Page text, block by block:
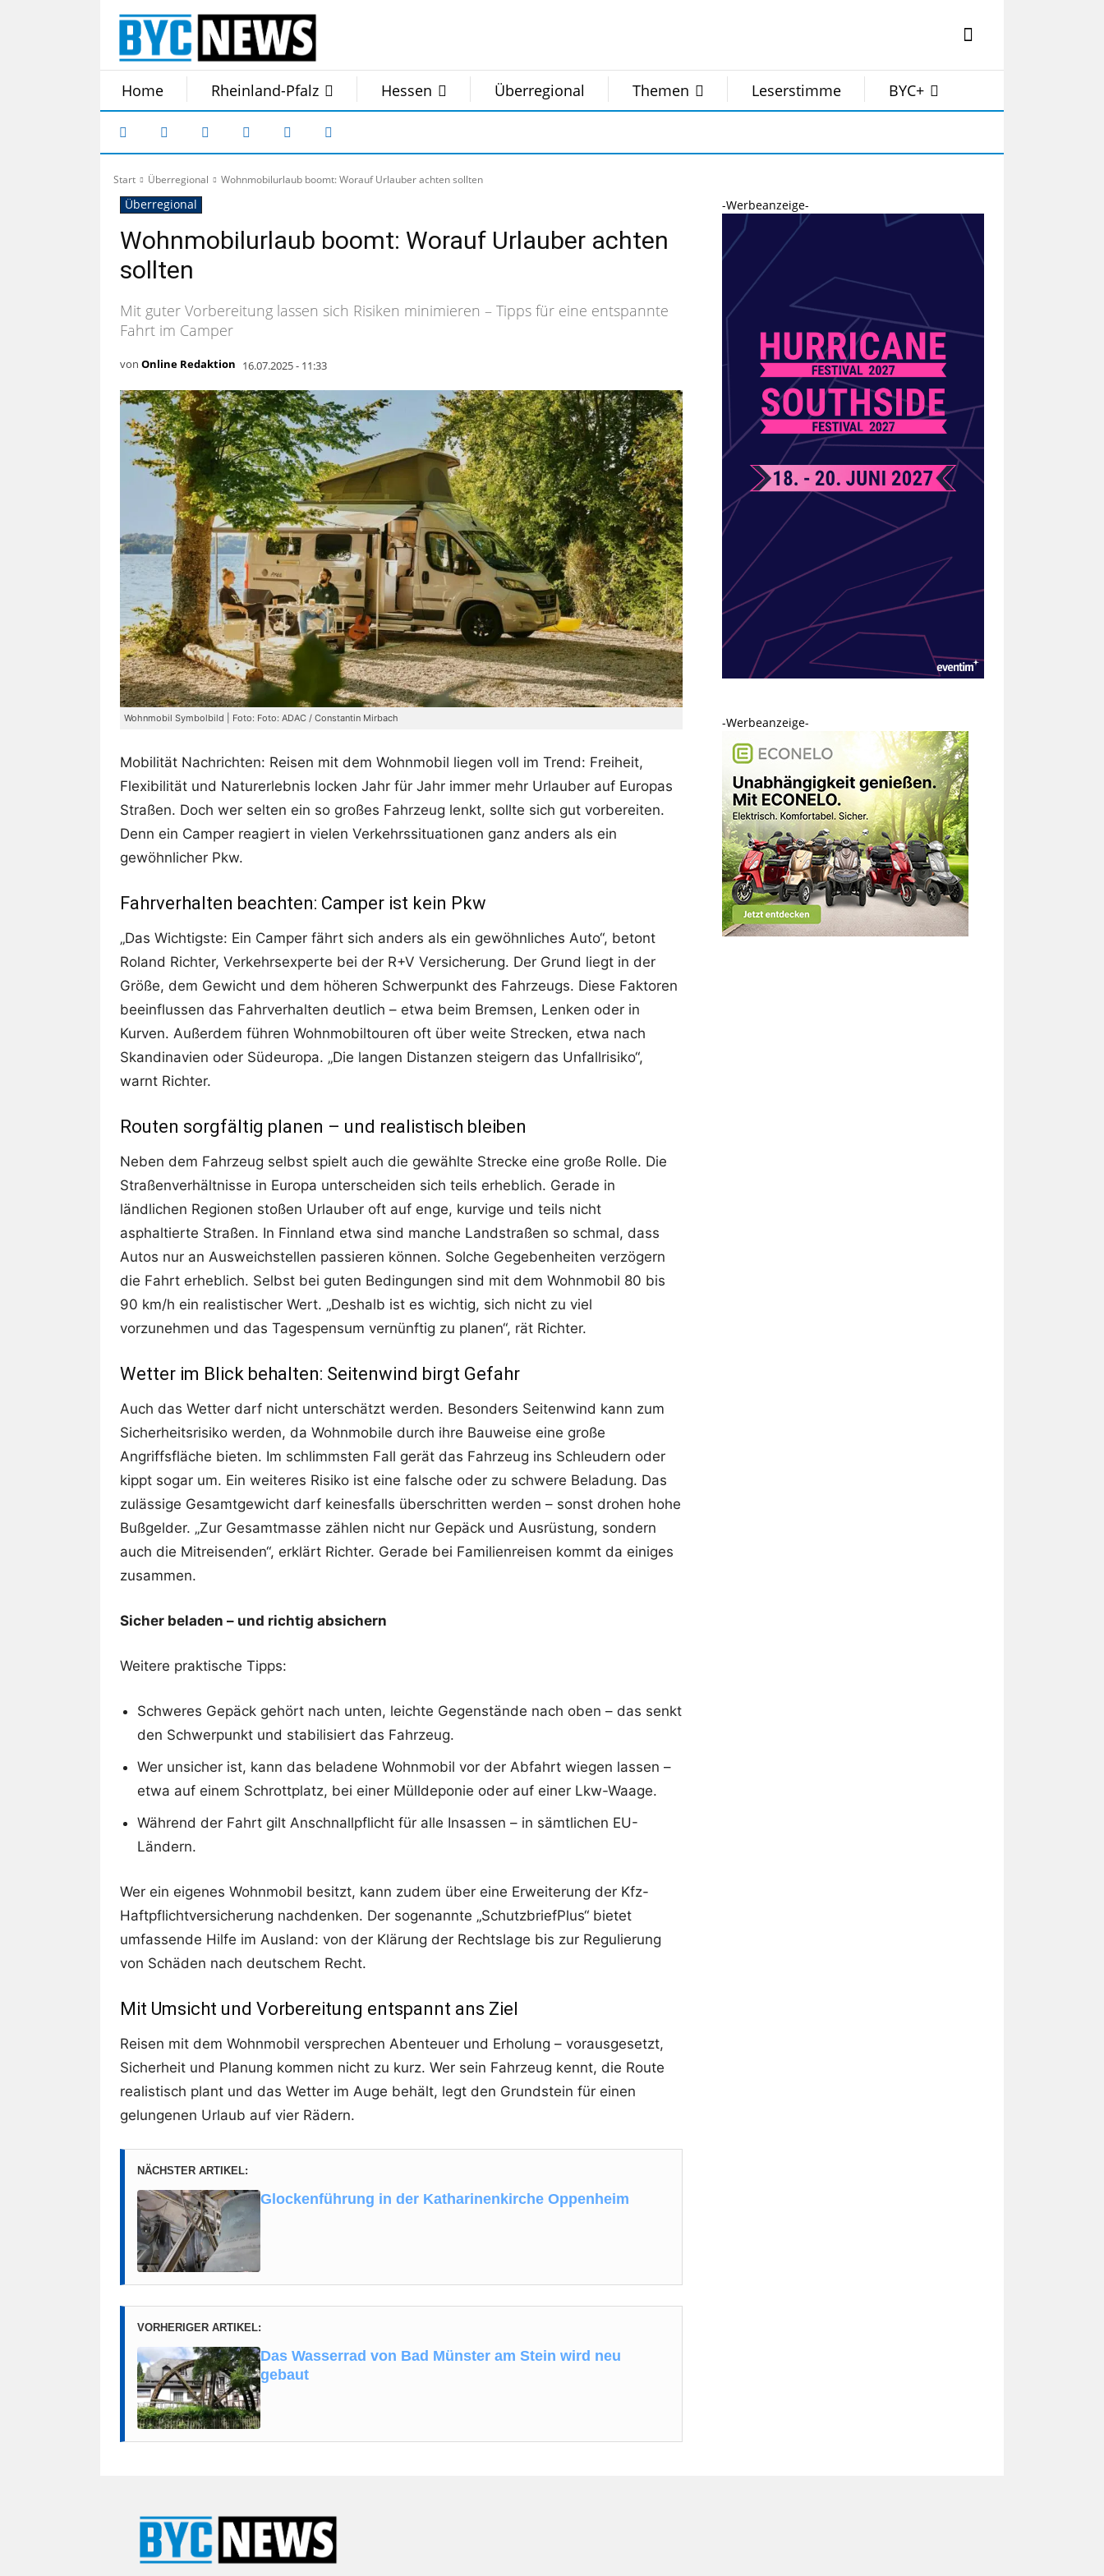
Home Rheinland-Pfalz Hessen Überregional Themen Leserstimme BYC+
Start Überregional Wohnmobilurlaub boomt: Worauf Urlauber achten sollten
Überregional
Wohnmobilurlaub boomt: Worauf Urlauber achten
sollten
Mit guter Vorbereitung lassen sich Risiken minimieren – Tipps für eine entspannte
Fahrt im Camper
von Online Redaktion 16.07.2025 - 11:33
Wohnmobil Symbolbild | Foto: Foto: ADAC / Constantin Mirbach
Mobilität Nachrichten: Reisen mit dem Wohnmobil liegen voll im Trend: Freiheit,
Flexibilität und Naturerlebnis locken Jahr für Jahr immer mehr Urlauber auf Europas
Straßen. Doch wer selten ein so großes Fahrzeug lenkt, sollte sich gut vorbereiten.
Denn ein Camper reagiert in vielen Verkehrssituationen ganz anders als ein
gewöhnlicher Pkw.
Fahrverhalten beachten: Camper ist kein Pkw
„Das Wichtigste: Ein Camper fährt sich anders als ein gewöhnliches Auto“, betont
Roland Richter, Verkehrsexperte bei der R+V Versicherung. Der Grund liegt in der
Größe, dem Gewicht und dem höheren Schwerpunkt des Fahrzeugs. Diese Faktoren
beeinflussen das Fahrverhalten deutlich – etwa beim Bremsen, Lenken oder in
Kurven. Außerdem führen Wohnmobiltouren oft über weite Strecken, etwa nach
Skandinavien oder Südeuropa. „Die langen Distanzen steigern das Unfallrisiko“,
warnt Richter.
Routen sorgfältig planen – und realistisch bleiben
Neben dem Fahrzeug selbst spielt auch die gewählte Strecke eine große Rolle. Die
Straßenverhältnisse in Europa unterscheiden sich teils erheblich. Gerade in
ländlichen Regionen stoßen Urlauber oft auf enge, kurvige und teils nicht
asphaltierte Straßen. In Finnland etwa sind manche Landstraßen so schmal, dass
Autos nur an Ausweichstellen passieren können. Solche Gegebenheiten verzögern
die Fahrt erheblich. Selbst bei guten Bedingungen sind mit dem Wohnmobil 80 bis
90 km/h ein realistischer Wert. „Deshalb ist es wichtig, sich nicht zu viel
vorzunehmen und das Tagespensum vernünftig zu planen“, rät Richter.
Wetter im Blick behalten: Seitenwind birgt Gefahr
Auch das Wetter darf nicht unterschätzt werden. Besonders Seitenwind kann zum
Sicherheitsrisiko werden, da Wohnmobile durch ihre Bauweise eine große
Angriffsfläche bieten. Im schlimmsten Fall gerät das Fahrzeug ins Schleudern oder
kippt sogar um. Ein weiteres Risiko ist eine falsche oder zu schwere Beladung. Das
zulässige Gesamtgewicht darf keinesfalls überschritten werden – sonst drohen hohe
Bußgelder. „Zur Gesamtmasse zählen nicht nur Gepäck und Ausrüstung, sondern
auch die Mitreisenden“, erklärt Richter. Gerade bei Familienreisen kommt da einiges
zusammen.
Sicher beladen – und richtig absichern
Weitere praktische Tipps:
Schweres Gepäck gehört nach unten, leichte Gegenstände nach oben – das senkt
den Schwerpunkt und stabilisiert das Fahrzeug.
Wer unsicher ist, kann das beladene Wohnmobil vor der Abfahrt wiegen lassen –
etwa auf einem Schrottplatz, bei einer Mülldeponie oder auf einer Lkw-Waage.
Während der Fahrt gilt Anschnallpflicht für alle Insassen – in sämtlichen EU-
Ländern.
Wer ein eigenes Wohnmobil besitzt, kann zudem über eine Erweiterung der Kfz-
Haftpflichtversicherung nachdenken. Der sogenannte „SchutzbriefPlus“ bietet
umfassende Hilfe im Ausland: von der Klärung der Rechtslage bis zur Regulierung
von Schäden nach deutschem Recht.
Mit Umsicht und Vorbereitung entspannt ans Ziel
Reisen mit dem Wohnmobil versprechen Abenteuer und Erholung – vorausgesetzt,
Sicherheit und Planung kommen nicht zu kurz. Wer sein Fahrzeug kennt, die Route
realistisch plant und das Wetter im Auge behält, legt den Grundstein für einen
gelungenen Urlaub auf vier Rädern.
NÄCHSTER ARTIKEL:
Glockenführung in der Katharinenkirche Oppenheim
VORHERIGER ARTIKEL:
Das Wasserrad von Bad Münster am Stein wird neu
gebaut
-Werbeanzeige-
-Werbeanzeige-